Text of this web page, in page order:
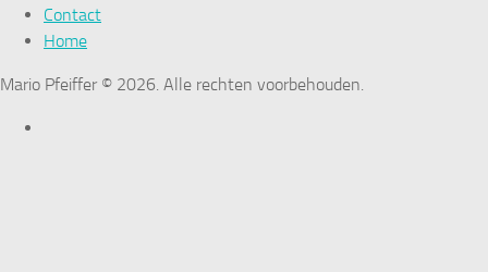
Contact
Home
Mario Pfeiffer © 2026. Alle rechten voorbehouden.